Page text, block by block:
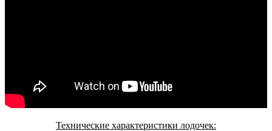
Технические характеристики лодочек: